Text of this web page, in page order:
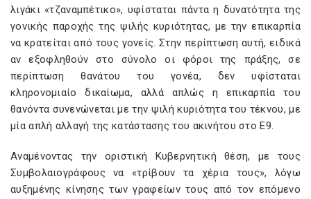
λιγάκι «τζαναμπέτικο», υφίσταται πάντα η δυνατότητα της
γονικής παροχής της ψιλής κυριότητας, με την επικαρπία
να κρατείται από τους γονείς. Στην περίπτωση αυτή, ειδικά
αν εξοφληθούν στο σύνολο οι φόροι της πράξης, σε
περίπτωση θανάτου του γονέα, δεν υφίσταται
κληρονομιαίο δικαίωμα, αλλά απλώς η επικαρπία του
θανόντα συνενώνεται με την ψιλή κυριότητα του τέκνου, με
μία απλή αλλαγή της κατάστασης του ακινήτου στο Ε9.
Αναμένοντας την οριστική Κυβερνητική θέση, με τους
Συμβολαιογράφους να «τρίβουν τα χέρια τους», λόγω
αυξημένης κίνησης των γραφείων τους από τον επόμενο